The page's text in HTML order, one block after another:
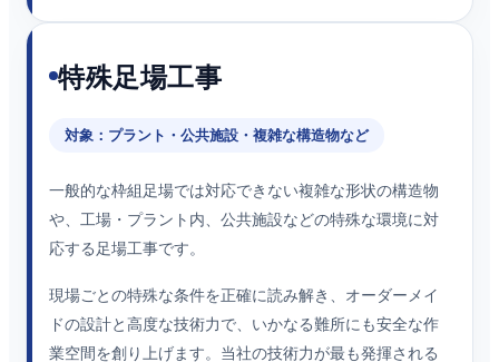
特殊足場工事
対象：プラント・公共施設・複雑な構造物など
一般的な枠組足場では対応できない複雑な形状の構造物
や、工場・プラント内、公共施設などの特殊な環境に対
応する足場工事です。
現場ごとの特殊な条件を正確に読み解き、オーダーメイ
ドの設計と高度な技術力で、いかなる難所にも安全な作
業空間を創り上げます。当社の技術力が最も発揮される